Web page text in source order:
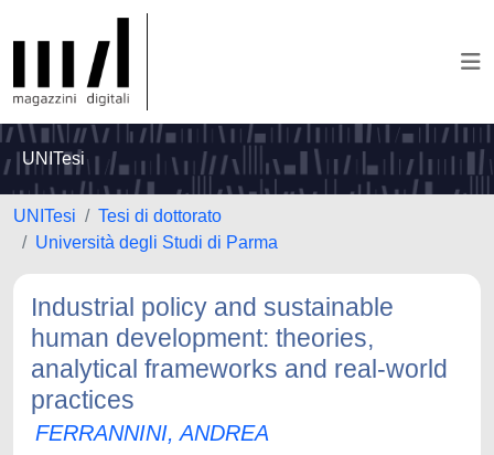
UNITesi
UNITesi
Tesi di dottorato
Università degli Studi di Parma
Industrial policy and sustainable
human development: theories,
analytical frameworks and real-world
practices
FERRANNINI, ANDREA